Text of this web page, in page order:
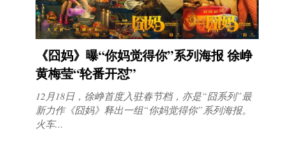
《囧妈》曝“你妈觉得你”系列海报 徐峥
黄梅莹“轮番开怼”
12月18日，徐峥首度入驻春节档，亦是“囧系列”最
新力作《囧妈》释出一组“你妈觉得你”系列海报。
火车...